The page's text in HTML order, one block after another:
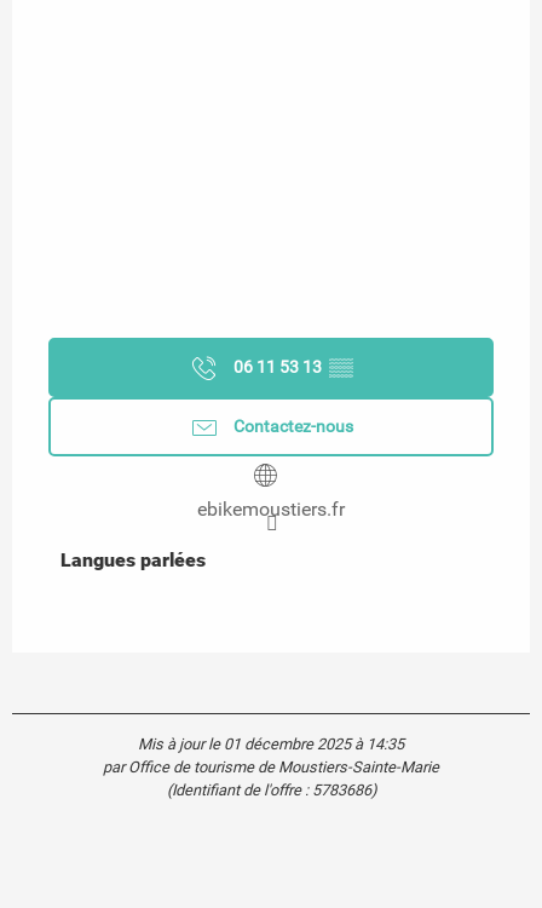
06 11 53 13 ▒▒
Contactez-nous
ebikemoustiers.fr
Langues parlées
Langues parlées
Mis à jour le 01 décembre 2025 à 14:35
par Office de tourisme de Moustiers-Sainte-Marie
(Identifiant de l'offre : 5783686)